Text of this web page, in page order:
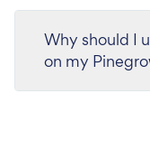
Why should I
on my